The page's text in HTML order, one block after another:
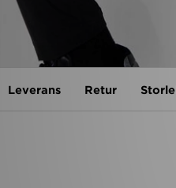
Leverans Retur